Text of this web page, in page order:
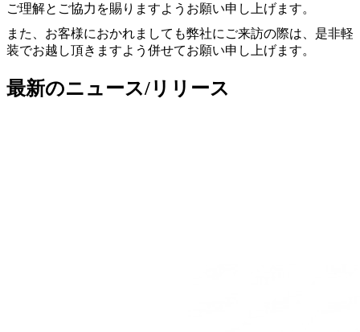
ご理解とご協力を賜りますようお願い申し上げます。
また、お客様におかれましても弊社にご来訪の際は、是非軽
装でお越し頂きますよう併せてお願い申し上げます。
最新のニュース/リリース